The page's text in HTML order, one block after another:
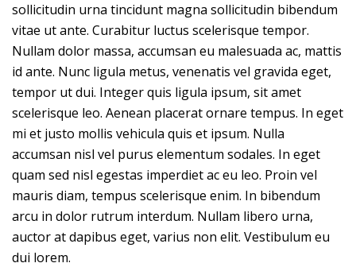
sollicitudin urna tincidunt magna sollicitudin bibendum
vitae ut ante. Curabitur luctus scelerisque tempor.
Nullam dolor massa, accumsan eu malesuada ac, mattis
id ante. Nunc ligula metus, venenatis vel gravida eget,
tempor ut dui. Integer quis ligula ipsum, sit amet
scelerisque leo. Aenean placerat ornare tempus. In eget
mi et justo mollis vehicula quis et ipsum. Nulla
accumsan nisl vel purus elementum sodales. In eget
quam sed nisl egestas imperdiet ac eu leo. Proin vel
mauris diam, tempus scelerisque enim. In bibendum
arcu in dolor rutrum interdum. Nullam libero urna,
auctor at dapibus eget, varius non elit. Vestibulum eu
dui lorem.